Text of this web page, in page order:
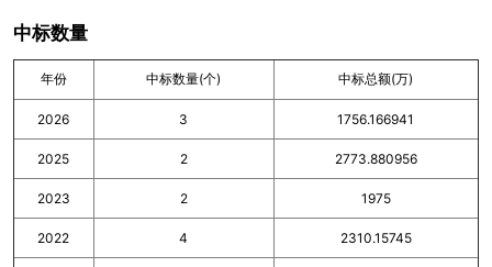
中标数量
年份 中标数量(个) 中标总额(万)
2026 3 1756.166941
2025 2 2773.880956
2023 2 1975
2022 4 2310.15745